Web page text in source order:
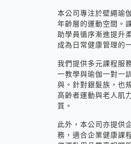
本公司專注於壁繩瑜
年齡層的運動空間。
助學員循序漸進提升
成為日常健康管理的
我們提供多元課程服
一教學與瑜伽一對一
與。針對銀髮族，也
高齡者運動與老人肌
質。
此外，本公司亦提供
務，適合企業健康課